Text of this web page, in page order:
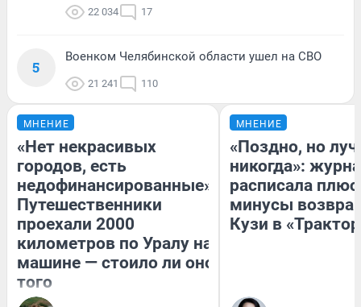
22 034 17
5
Военком Челябинской области ушел на СВО
21 241 110
МНЕНИЕ
«Нет некрасивых
городов, есть
недофинансированные».
Путешественники
проехали 2000
километров по Уралу на
машине — стоило ли оно
того
МНЕНИЕ
«Поздно, но
никогда»:
расписала
минусы
Кузи в